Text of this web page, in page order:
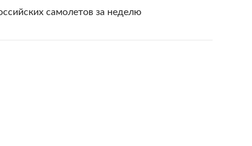
самолетов за неделю